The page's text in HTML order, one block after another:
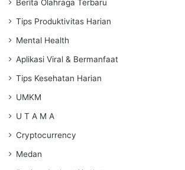
Berita Olahraga Terbaru
Tips Produktivitas Harian
Mental Health
Aplikasi Viral & Bermanfaat
Tips Kesehatan Harian
UMKM
U T A M A
Cryptocurrency
Medan